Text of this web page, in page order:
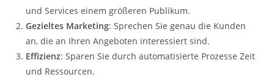
und Services einem größeren Publikum.
Gezieltes Marketing: Sprechen Sie genau die Kunden
an, die an Ihren Angeboten interessiert sind.
Effizienz: Sparen Sie durch automatisierte Prozesse Zeit
und Ressourcen.